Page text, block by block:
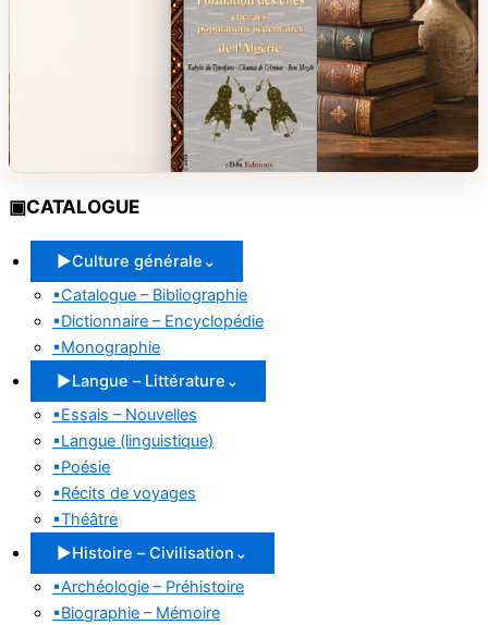
▣CATALOGUE
▶Culture générale ⌄
▪Catalogue – Bibliographie
▪Dictionnaire – Encyclopédie
▪Monographie
▶Langue – Littérature ⌄
▪Essais – Nouvelles
▪Langue (linguistique)
▪Poésie
▪Récits de voyages
▪Théâtre
▶Histoire – Civilisation ⌄
▪Archéologie – Préhistoire
▪Biographie – Mémoire